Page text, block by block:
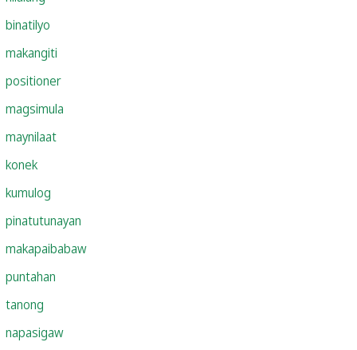
binatilyo
makangiti
positioner
magsimula
maynilaat
konek
kumulog
pinatutunayan
makapaibabaw
puntahan
tanong
napasigaw